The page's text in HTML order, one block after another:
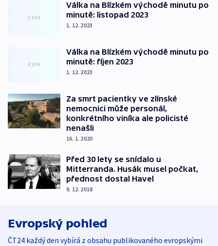
Válka na Blízkém východě minutu po
minutě: listopad 2023
1. 12. 2023
Válka na Blízkém východě minutu po
minutě: říjen 2023
1. 12. 2023
Za smrt pacientky ve zlínské
nemocnici může personál,
konkrétního viníka ale policisté
nenašli
16. 1. 2020
Před 30 lety se snídalo u
Mitterranda. Husák musel počkat,
přednost dostal Havel
9. 12. 2018
Evropský pohled
ČT24 každý den vybírá z obsahu publikovaného evropskými